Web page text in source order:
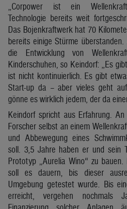
„Corpower ist ein
Technologie bereits weit
Das Bojenkraftwerk hat 70
bereits einige Stürme
die Entwicklung von
Kinderschuhen, so Keindorf: „Es
ist nicht kontinuierlich. Es gibt
Start-up da – aber vieles geht
gönne es wirklich jedem, der da
Keindorf spricht aus Erfahrung.
Forscher selbst an einem
und Abbewegung eines
soll. 3,5 Jahre haben er und sein
Prototyp „Aurelia Wino“ zu
soll es dauern, bis dieser
Umgebung getestet wurde. Bis
erreicht, vergehen nochmals